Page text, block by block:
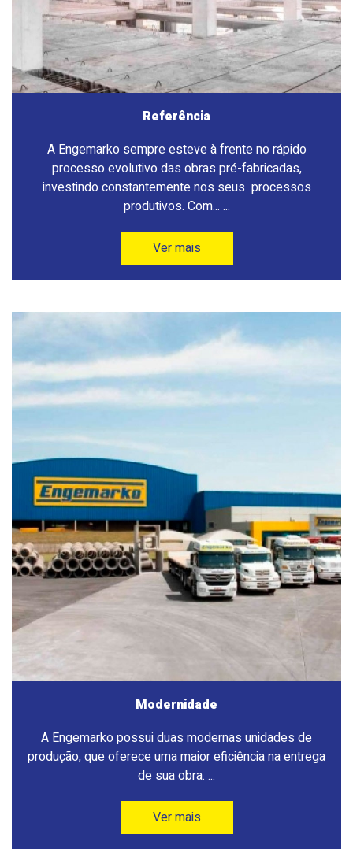
Referência
A Engemarko sempre esteve à frente no rápido
processo evolutivo das obras pré-fabricadas,
investindo constantemente nos seus processos
produtivos. Com... ...
Ver mais
Modernidade
A Engemarko possui duas modernas unidades de
produção, que oferece uma maior eficiência na entrega
de sua obra. ...
Ver mais